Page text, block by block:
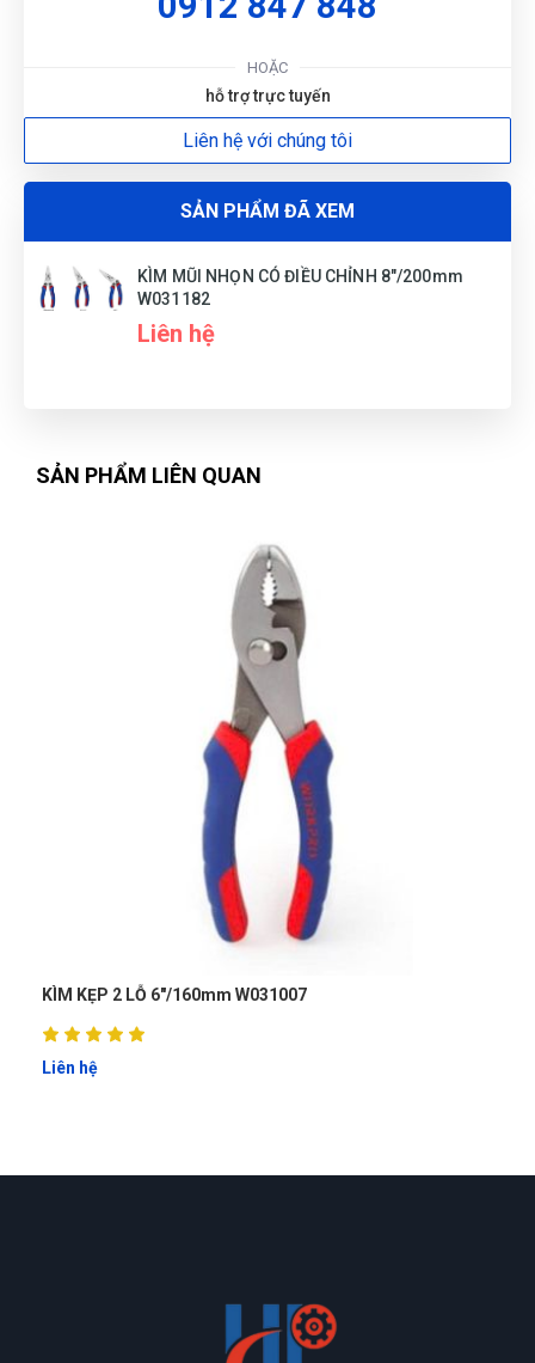
HOẶC
hỗ trợ trực tuyến
Liên hệ với chúng tôi
SẢN PHẨM ĐÃ XEM
KÌM MŨI NHỌN CÓ ĐIỀU CHỈNH 8"/200mm
W031182
Liên hệ
SẢN PHẨM LIÊN QUAN
BỘ KÌM MỞ PHE 4 MÓN WOKIN